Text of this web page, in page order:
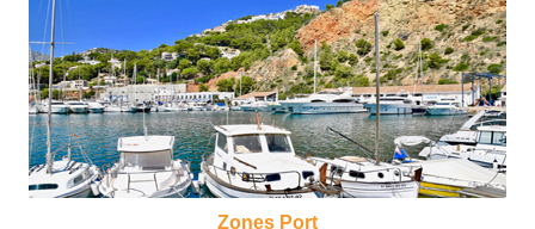
Zones Port